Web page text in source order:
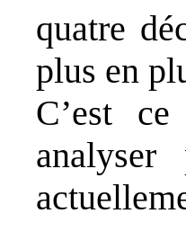
quatre
plus en
C’est